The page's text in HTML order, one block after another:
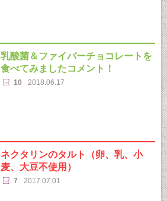
乳酸菌＆ファイバーチョコレートを
食べてみましたコメント！
10 2018.06.17
ネクタリンのタルト（卵、乳、小
麦、大豆不使用）
7 2017.07.01